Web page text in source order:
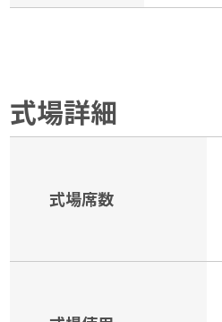
式場詳細
式場席数